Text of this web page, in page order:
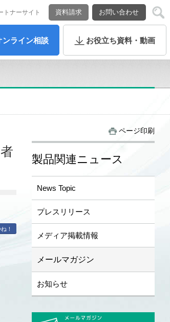
トナーサイト 資料請求 お問い合わせ
ンライン相談 お役立ち資料・動画
！
ページ印刷
製品関連ニュース
News Topic
プレスリリース
メディア掲載情報
メールマガジン
お知らせ